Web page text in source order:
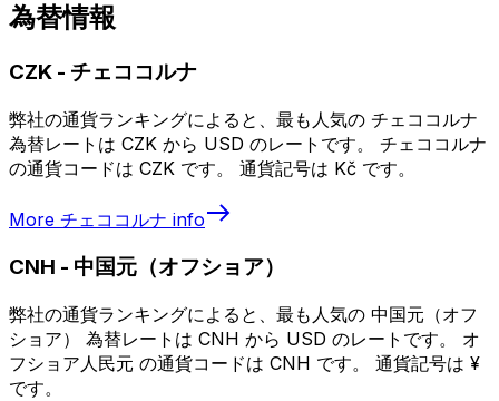
為替情報
CZK - チェココルナ
弊社の通貨ランキングによると、最も人気の チェココルナ
為替レートは CZK から USD のレートです。 チェココルナ
の通貨コードは CZK です。 通貨記号は Kč です。
More チェココルナ info
CNH - 中国元（オフショア）
弊社の通貨ランキングによると、最も人気の 中国元（オフ
ショア） 為替レートは CNH から USD のレートです。 オ
フショア人民元 の通貨コードは CNH です。 通貨記号は ¥
です。